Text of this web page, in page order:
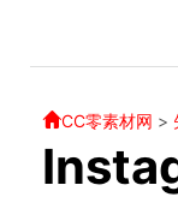
CC零素材网 >